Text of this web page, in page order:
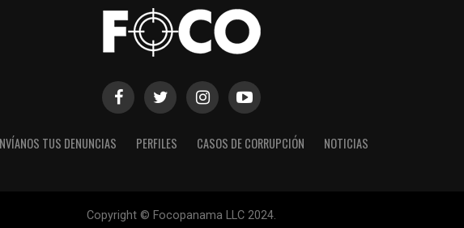
TUS DENUNCIAS PERFILES CASOS DE CORRUPCIÓN NOTICIAS
Copyright © Focopanama LLC 2024.